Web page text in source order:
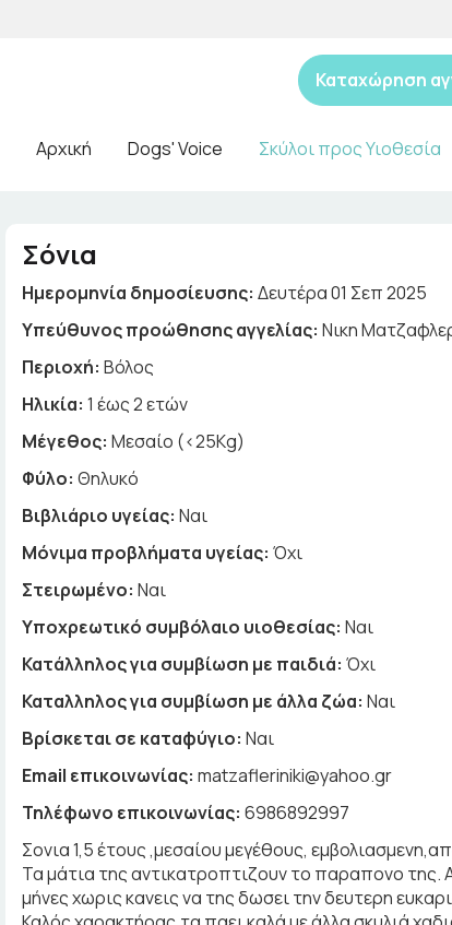
Καταχώρηση
Αρχική Dogs' Voice Σκύλοι προς Υιοθεσία
Σόνια
Ημερομηνία δημοσίευσης: Δευτέρα 01 Σεπ 2025
Yπεύθυνος προώθησης αγγελίας:Νικη
Περιοχή:Βόλος
Ηλικία:1 έως 2 ετών
Μέγεθος:Μεσαίο (<25Kg)
Φύλο:Θηλυκό
Βιβλιάριο υγείας: Ναι
Μόνιμα προβλήματα υγείας: Όχι
Στειρωμένο: Ναι
Υποχρεωτικό συμβόλαιο υιοθεσίας: Ναι
Κατάλληλος για συμβίωση με παιδιά: Όχι
Καταλληλος για συμβίωση με άλλα ζώα: Ναι
Βρίσκεται σε καταφύγιο: Ναι
Email επικοινωνίας: matzafleriniki@yahoo.gr
Τηλέφωνο επικοινωνίας: 6986892997
Σονια 1,5 έτους ,μεσαίου μεγέθους,
Τα μάτια της αντικατροπτιζουν το παραπονο της.
μήνες χωρις κανεις να της δωσει την δευτερη